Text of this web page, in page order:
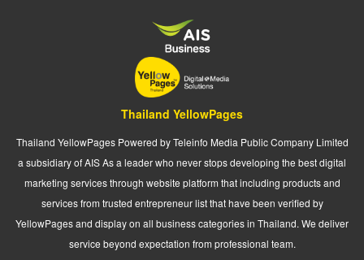
Thailand YellowPages
Thailand YellowPages Powered by Teleinfo Media Public Company Limited
a subsidiary of AIS As a leader who never stops developing the best digital
marketing services through website platform that including products and
services from trusted entrepreneur list that have been verified by
YellowPages and display on all business categories in Thailand. We deliver
service beyond expectation from professional team.